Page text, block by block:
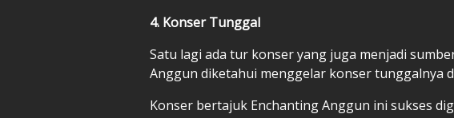
4. Konser Tunggal
Satu lagi ada tur konser yang juga menjadi
Anggun diketahui menggelar konser tunggalnya
Konser bertajuk Enchanting Anggun ini sukses